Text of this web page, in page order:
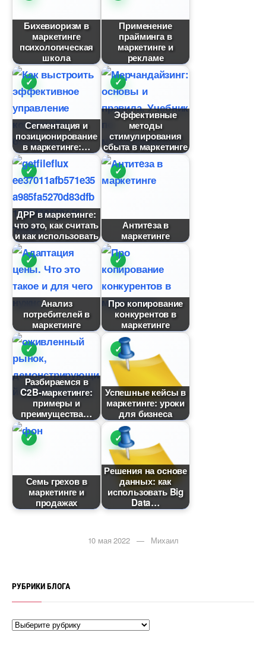
Бихевиоризм
маркетинге
психологическая
школа
Применение
прайминга
маркетинге и
рекламе
Сегментация и
позиционирование
маркетинге:
Эффективные
методы
стимулирования
сбыта в маркетинге
ДРР в маркетинге:
что это, как считать
и как использовать
Антитeза
маркетинге
Анализ
потребителей
маркетинге
Про копирование
конкуренто
маркетинге
Разбираемся
C2B-маркетинге:
примеры и
преимущества
Успешные кейсы
маркетинге: уроки
для бизнеса
Семь грехо
маркетинге и
продажах
Решения на основе
данных: как
использовать Big
Data
10 мая 2022 — Михаил
РУБРИКИ БЛОГА